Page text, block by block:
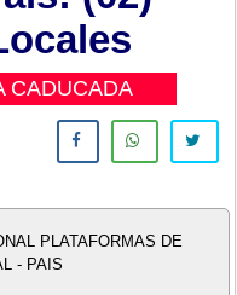
CADUCADA
PLATAFORMAS DE
- PAIS